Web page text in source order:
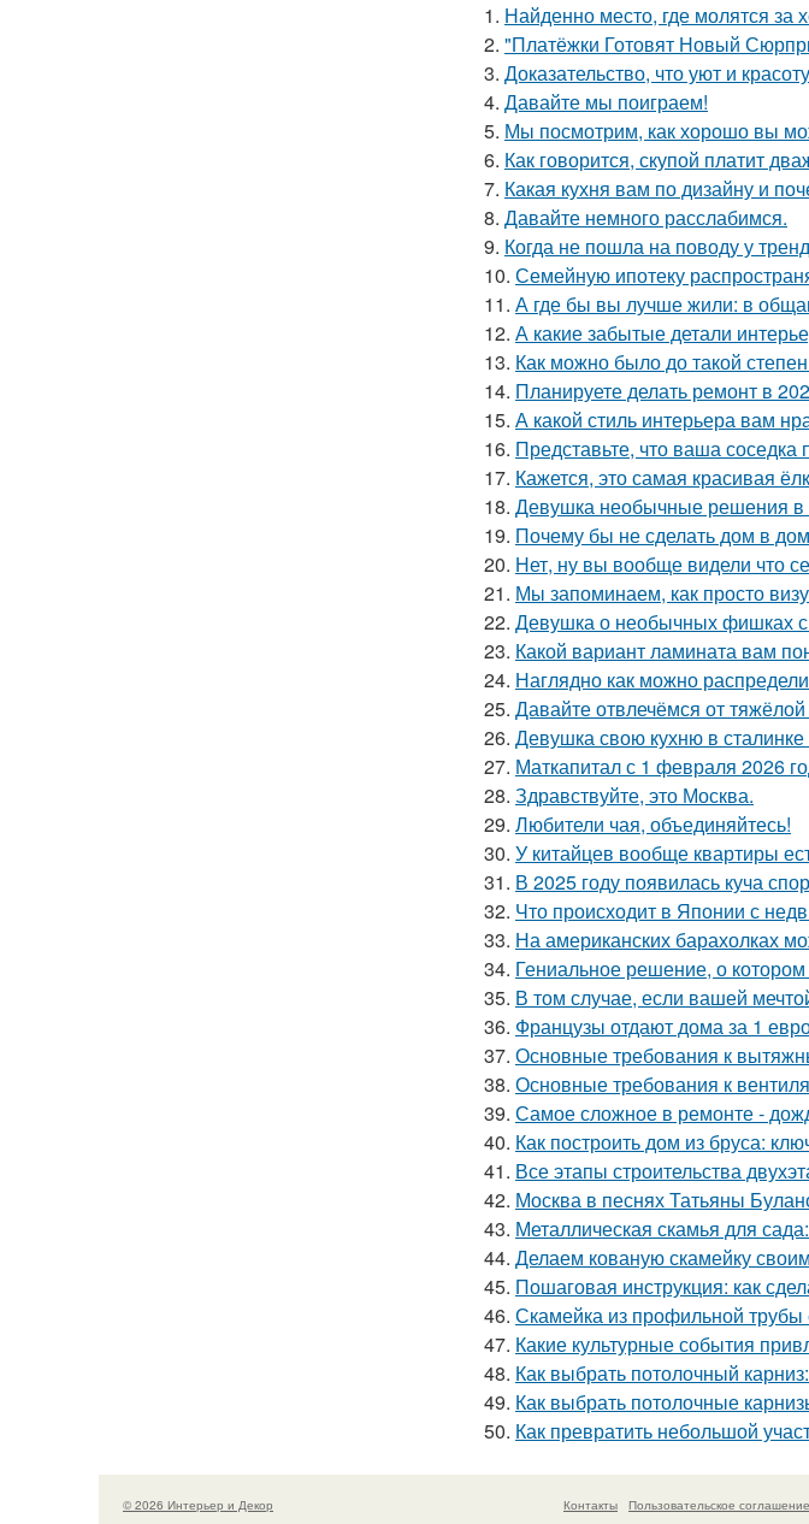
1. Найденно место, где молятся за
2. "Платёжки Готовят Новый
3. Доказательство, что уют и
4. Давайте мы поиграем!
5. Мы посмотрим, как хорошо вы
6. Как говорится, скупой платит
7. Какая кухня вам по дизайну и
8. Давайте немного расслабимся.
9. Когда не пошла на поводу у
10. Семейную ипотеку
11. А где бы вы лучше жили: в
12. А какие забытые детали
13. Как можно было до такой
14. Планируете делать ремонт в
15. А какой стиль интерьера вам
16. Представьте, что ваша
17. Кажется, это самая красивая
18. Девушка необычные решения в
19. Почему бы не сделать дом в
20. Нет, ну вы вообще видели что
21. Мы запоминаем, как просто
22. Девушка о необычных фишках
23. Какой вариант ламината вам
24. Наглядно как можно
25. Давайте отвлечёмся от
26. Девушка свою кухню в
27. Маткапитал с 1 февраля 2026
28. Здравствуйте, это Москва.
29. Любители чая, объединяйтесь!
30. У китайцев вообще квартиры
31. В 2025 году появилась куча
32. Что происходит в Японии с
33. На американских барахолках
34. Гениальное решение, о
35. В том случае, если вашей
36. Французы отдают дома за 1
37. Основные требования к
38. Основные требования к
39. Самое сложное в ремонте -
40. Как построить дом из бруса:
41. Все этапы строительства
42. Москва в песнях Татьяны
43. Металлическая скамья для
44. Делаем кованую скамейку
45. Пошаговая инструкция: как
46. Скамейка из профильной
47. Какие культурные события
48. Как выбрать потолочный
49. Как выбрать потолочные
50. Как превратить небольшой
© 2026 Интерьер и Декор Контакты Пользовательское соглашение